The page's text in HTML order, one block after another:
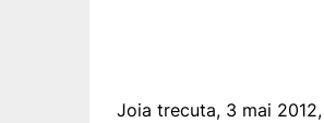
Joia trecuta, 3 mai